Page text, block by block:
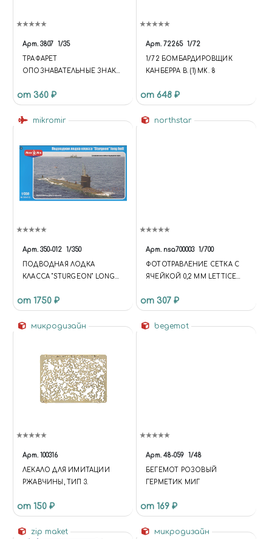
Арт. 3807 1/35
ТРАФАРЕТ
ОПОЗНАВАТЕЛЬНЫЕ ЗНАКИ
3807
от 360 ₽
Арт. 72265 1/72
1/72 БОМБАРДИРОВЩИК
КАНБЕРРА В. (1) MK. 8
от 648 ₽
mikromir
Арт. 350-012 1/350
ПОДВОДНАЯ ЛОДКА
КЛАССА "STURGEON" LONG
от 1750 ₽
northstar
Арт. nsa700003 1/700
ФОТОТРАВЛЕНИЕ СЕТКА С
ЯЧЕЙКОЙ 0,2 ММ LETTICE
от 307 ₽
микродизайн
Арт. 100316
ЛЕКАЛО ДЛЯ ИМИТАЦИИ
РЖАВЧИНЫ, ТИП 3.
от 150 ₽
begemot
Арт. 48-059 1/48
БЕГЕМОТ РОЗОВЫЙ
ГЕРМЕТИК МИГ
от 169 ₽
zip maket микродизайн